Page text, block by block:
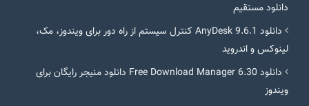
دانلود مستقیم
دانلود AnyDesk 9.6.1 کنترل سیستم از راه دور برای ویندوز، مک،
لینوکس و اندروید
دانلود Free Download Manager 6.30 دانلود منیجر رایگان برای
ویندوز